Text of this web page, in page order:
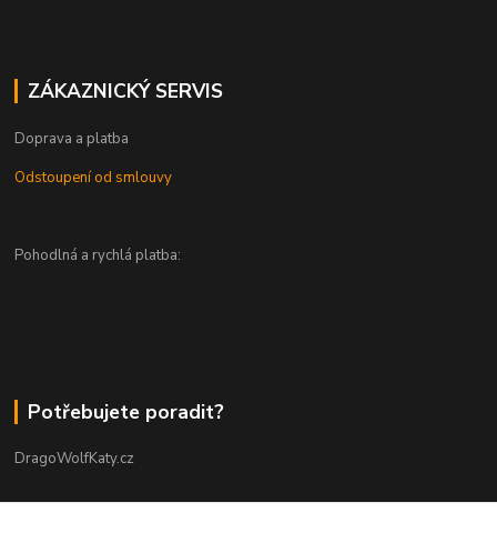
ZÁKAZNICKÝ SERVIS
Doprava a platba
Odstoupení od smlouvy
Pohodlná a rychlá platba:
Potřebujete poradit?
DragoWolfKaty.cz